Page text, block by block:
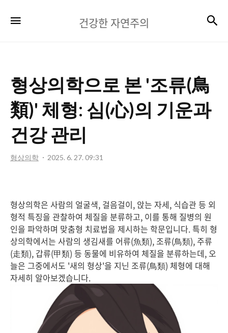
강
연
주
의
건강한 자연주의
형상의학으로 본 '조류(鳥
類)' 체형: 심(心)의 기운과
건강 관리
형상의학 2025. 6. 27. 09:31
형상의학은 사람의 얼굴색, 걸음걸이, 앉는 자세, 식습관 등 외
형적 특징을 관찰하여 체질을 분류하고, 이를 통해 질병의 원
인을 파악하며 맞춤형 치료법을 제시하는 학문입니다. 특히 형
상의학에서는 사람의 생김새를 어류(魚類), 조류(鳥類), 주류
(走類), 갑류(甲類) 등 동물에 비유하여 체질을 분류하는데, 오
늘은 그중에서도 '새의 형상'을 지닌 조류(鳥類) 체형에 대해
자세히 알아보겠습니다.